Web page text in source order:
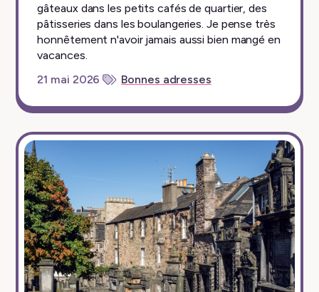
gâteaux dans les petits cafés de quartier, des
pâtisseries dans les boulangeries. Je pense très
honnêtement n'avoir jamais aussi bien mangé en
vacances.
21 mai 2026
Bonnes adresses